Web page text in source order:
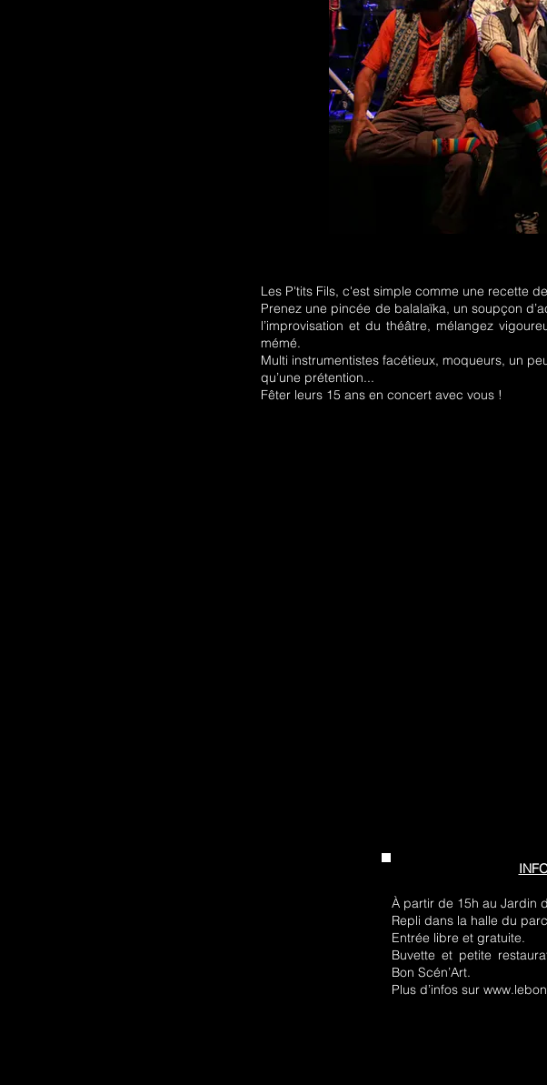
Les P'tits Fils, c'est simple comme une recette
Prenez une pincée de balalaïka, un soupçon
l’improvisation et du théâtre, mélangez
mémé.
Multi instrumentistes facétieux, moqueurs, un
qu’une prétention...
Fêter leurs 15 ans en concert avec vous !
À partir de 15h au Jardin
Repli dans la halle du
Entrée libre et gratuite.
Buvette et petite
Bon Scén’Art.
Plus d’infos sur